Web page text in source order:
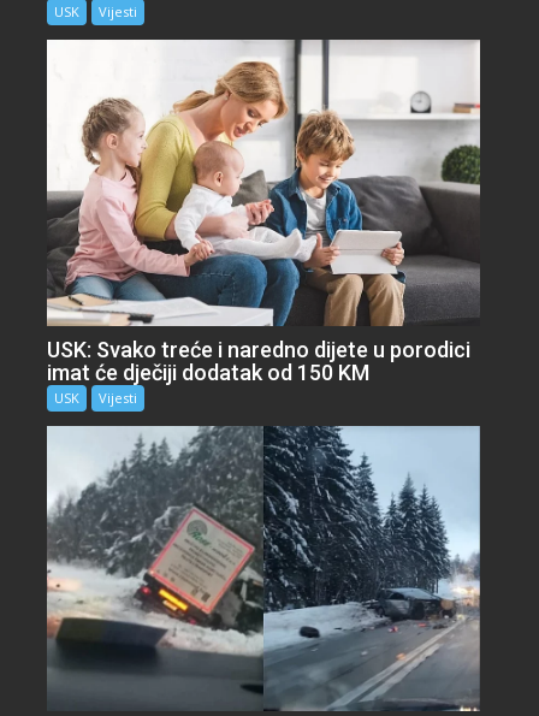
USK Vijesti
USK: Svako treće i naredno dijete u porodici
imat će dječiji dodatak od 150 KM
USK Vijesti